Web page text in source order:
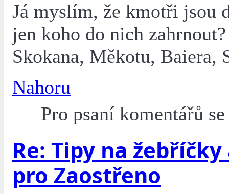
Já myslím, že kmotři jsou
jen koho do nich
Skokana, Měkotu, Baiera,
Nahoru
Pro psaní komentářů
Re: Tipy na
pro Zaostřeno